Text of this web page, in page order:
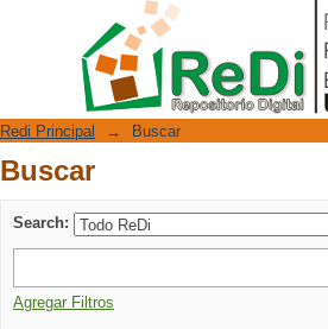
Repositorio Digital
Redi Principal → Buscar
Buscar
Search:
Agregar Filtros